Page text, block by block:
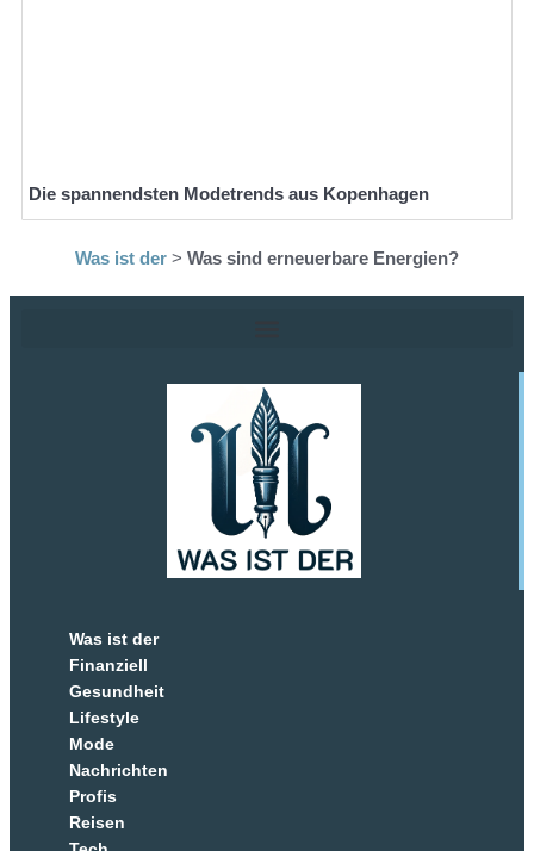
Die spannendsten Modetrends aus Kopenhagen
Was ist der > Was sind erneuerbare Energien?
Was ist der
Finanziell
Gesundheit
Lifestyle
Mode
Nachrichten
Profis
Reisen